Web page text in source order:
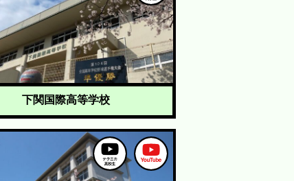
下関国際高等学校